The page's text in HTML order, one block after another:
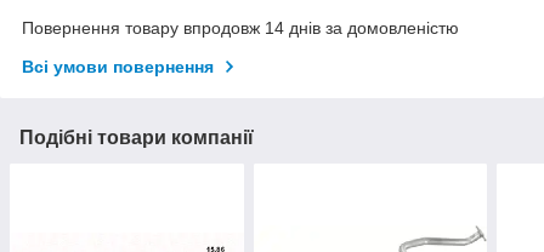
Повернення товару впродовж 14 днів за домовленістю
Всі умови повернення
Подібні товари компанії